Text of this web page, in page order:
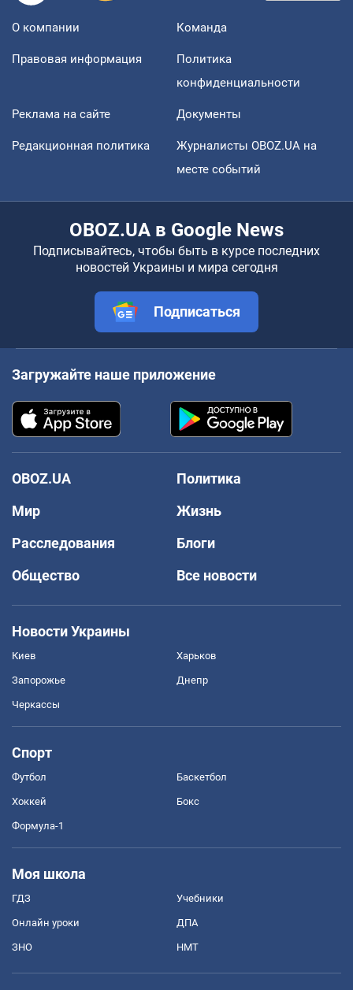
О компании Команда
Правовая информация
Политика
конфиденциальности
Реклама на сайте Документы
Редакционная политика
Журналисты OBOZ.UA на
месте событий
OBOZ.UA в Google News
Подписывайтесь, чтобы быть в курсе последних
новостей Украины и мира сегодня
Подписаться
Загружайте наше приложение
OBOZ.UA
Политика
Мир
Жизнь
Расследования
Блоги
Общество
Все новости
Новости Украины
Киев Харьков
Запорожье Днепр
Черкассы
Спорт
Футбол Баскетбол
Хоккей Бокс
Формула-1
Моя школа
ГДЗ Учебники
Онлайн уроки ДПА
ЗНО НМТ